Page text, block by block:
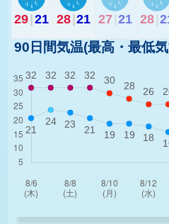
29|21 28|21 27 21 28
90日間気温(最高・最低